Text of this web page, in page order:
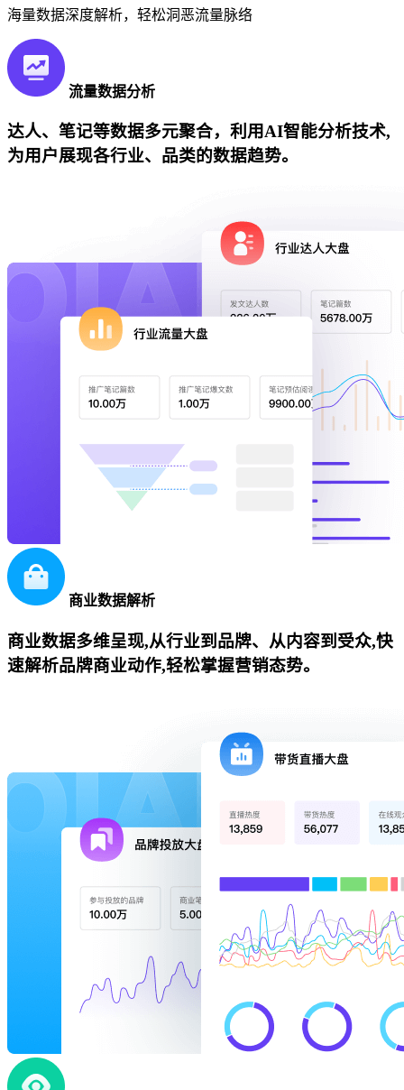
海量数据深度解析，轻松洞恶流量脉络
流量数据分析
达人、笔记等数据多元聚合，利用AI智能分析技术,
为用户展现各行业、品类的数据趋势。
商业数据解析
商业数据多维呈现,从行业到品牌、从内容到受众,快
速解析品牌商业动作,轻松掌握营销态势。